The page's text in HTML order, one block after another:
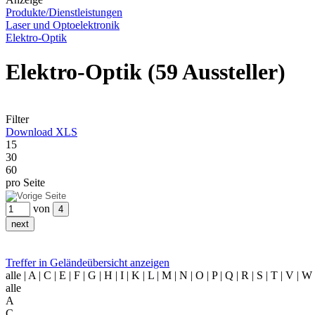
Produkte/Dienstleistungen
Laser und Optoelektronik
Elektro-Optik
Elektro-Optik (59 Aussteller)
Filter
Download XLS
15
30
60
pro Seite
von
Treffer in Geländeübersicht anzeigen
alle | A | C | E | F | G | H | I | K | L | M | N | O | P | Q | R | S | T | V | W
alle
A